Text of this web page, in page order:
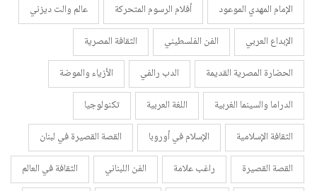
الإمام المهدي الموعود
أفلام الرسوم المتحركة
عالم والت ديزني
الإبداع العربي
الفن الفلسطيني
الثقافة المصرية
الحضارة المصرية القديمة
الدب رالفي
الأزياء والموضة
الدراما والسينما الغربية
اللغة العربية
تكنولوجيا
الثقافة الإسلامية
الإسلام في أوروبا
القصة القصيرة في لبنان
القصة القصيرة
راغب علامة الفن اللبناني
الثقافة في العالم